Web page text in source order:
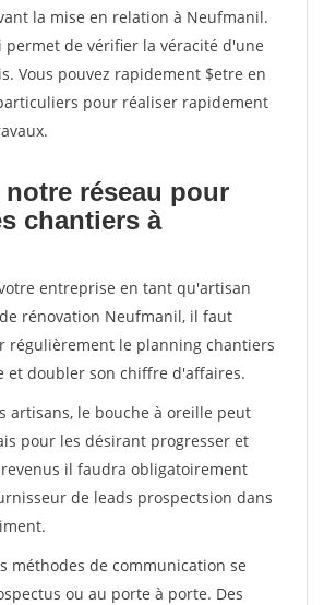
la mise en relation à Neufmanil.
permet de vérifier la véracité d'une
Vous pouvez rapidement $etre en
pour réaliser rapidement
réseau pour
chantiers à
entreprise en tant qu'artisan
rénovation Neufmanil, il faut
régulièrement le planning chantiers
et doubler son chiffre d'affaires.
artisans, le bouche à oreille peut
pour les désirant progresser et
il faudra obligatoirement
de leads prospectsion dans
méthodes de communication se
ou au porte à porte. Des